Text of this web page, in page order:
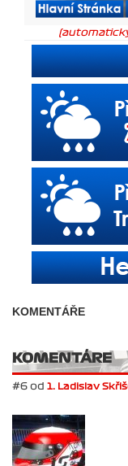
KOMENTÁŘE
KOMENTÁRE
#6 od 1. Ladislav